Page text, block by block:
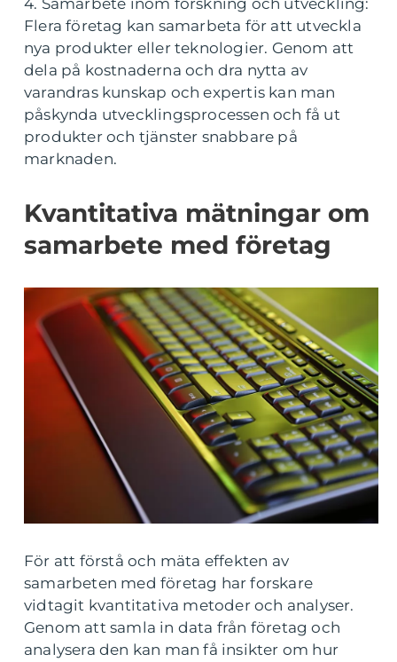
4. Samarbete inom forskning och utveckling:
Flera företag kan samarbeta för att utveckla
nya produkter eller teknologier. Genom att
dela på kostnaderna och dra nytta av
varandras kunskap och expertis kan man
påskynda utvecklingsprocessen och få ut
produkter och tjänster snabbare på
marknaden.
Kvantitativa mätningar om
samarbete med företag
För att förstå och mäta effekten av
samarbeten med företag har forskare
vidtagit kvantitativa metoder och analyser.
Genom att samla in data från företag och
analysera den kan man få insikter om hur